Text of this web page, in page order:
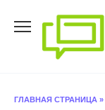
ГЛАВНАЯ СТРАНИЦА »